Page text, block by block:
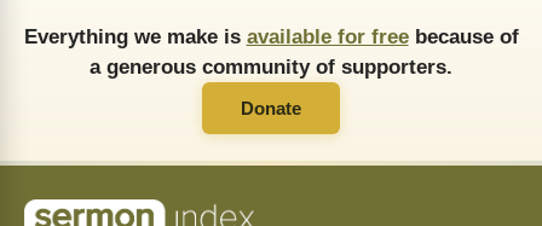
Everything we make is available for freebecause of
a generous community of supporters.
Donate